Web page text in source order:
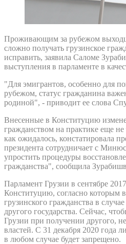
Проживающим за рубежом
сложно получать грузинское
исправить, заявила Саломе
выступления в парламенте в
"Для эмигрантов, особенно для
рубежом, статус гражданина
родиной", - приводит ее слова
Внесенные в Конституцию
гражданством на практике еще
как ожидалось, констатировала
президента сотрудничает с
упростить процедуры
гражданства", сообщила
Парламент Грузии в сентябре
Конституцию, согласно которым
грузинского гражданства в
другого государства. Сейчас,
Грузии при получении другого,
властей. С 31 декабря 2020 года
в любом случае будет запрещено.